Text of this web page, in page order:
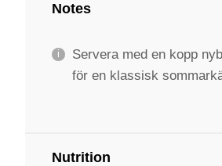
Notes
Servera med en kopp
för en klassisk
Nutrition